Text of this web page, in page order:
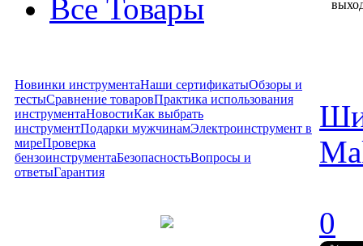
Все Товары
Новинки инструментаНаши сертификатыОбзоры и
тестыСравнение товаровПрактика использования
инструментаНовостиКак выбрать
инструментПодарки мужчинамЭлектроинструмент в
миреПроверка
бензоинструментаБезопасностьВопросы и
ответыГарантия
0